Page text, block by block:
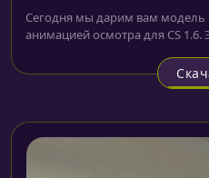
Сегодня мы дарим вам модель
анимацией осмотра для CS 1.6.